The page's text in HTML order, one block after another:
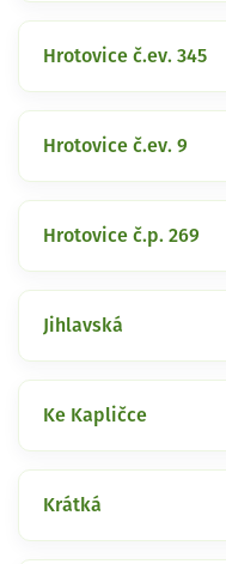
Hrotovice č.ev. 345
Hrotovice č.ev. 9
Hrotovice č.p. 269
Jihlavská
Ke Kapličce
Krátká